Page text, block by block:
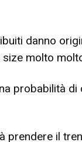
danno
size molto
probabilità
prendere il